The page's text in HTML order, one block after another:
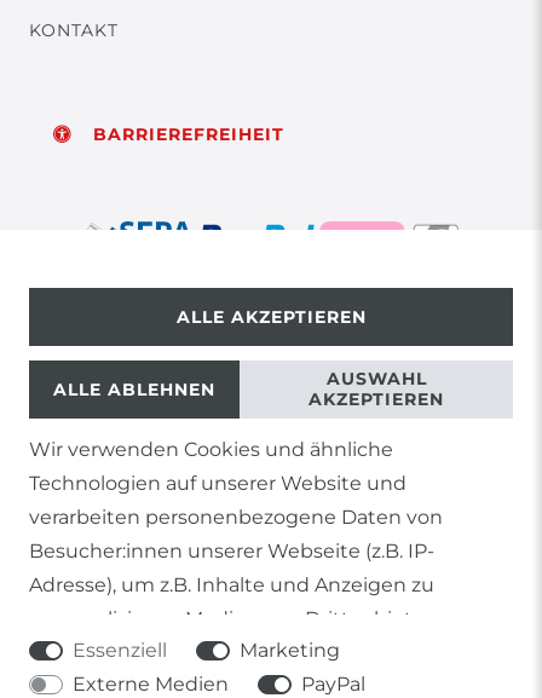
KONTAKT
BARRIEREFREIHEIT
© Copyright 2026 | Alle Rechte vorbehalten.
1) Gilt nicht für Sendungen mit Futterinsekten,
Lebendpflanzen, Frostfutter oder lebende Tiere, sowie
Lieferungen per Spedition
2) gilt für sofort lieferbare Artikel und Produkte die keine
gesonderte Versandregelung besitzen.
Prozentangaben von Sonderangeboten auf die Ersparnis
gegenüber der UVP des Herstellers.
Wir verwenden Cookies und ähnliche
Technologien auf unserer Website und
verarbeiten personenbezogene Daten von
Besucher:innen unserer Webseite (z.B. IP-
Adresse), um z.B. Inhalte und Anzeigen zu
personalisieren, Medien von Drittanbietern
einzubinden oder Zugriffe auf unsere Website zu
analysieren. Die Datenverarbeitung erfolgt erst
Essenziell
Marketing
Externe Medien
PayPal
ALLE AKZEPTIEREN
ALLE ABLEHNEN
AUSWAHL
AKZEPTIEREN